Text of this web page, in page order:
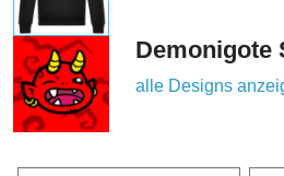
Demonigote
alle Designs